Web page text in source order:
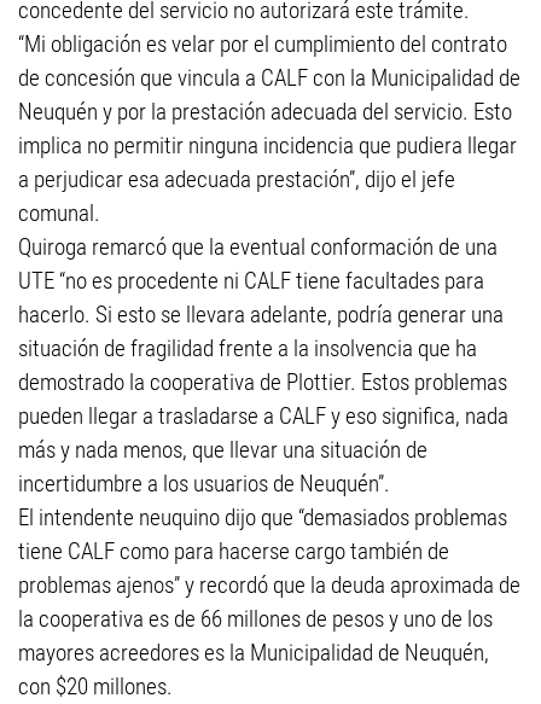
concedente del servicio no autorizará este trámite.
“Mi obligación es velar por el cumplimiento del contrato
de concesión que vincula a CALF con la Municipalidad de
Neuquén y por la prestación adecuada del servicio. Esto
implica no permitir ninguna incidencia que pudiera llegar
a perjudicar esa adecuada prestación”, dijo el jefe
comunal.
Quiroga remarcó que la eventual conformación de una
UTE “no es procedente ni CALF tiene facultades para
hacerlo. Si esto se llevara adelante, podría generar una
situación de fragilidad frente a la insolvencia que ha
demostrado la cooperativa de Plottier. Estos problemas
pueden llegar a trasladarse a CALF y eso significa, nada
más y nada menos, que llevar una situación de
incertidumbre a los usuarios de Neuquén”.
El intendente neuquino dijo que “demasiados problemas
tiene CALF como para hacerse cargo también de
problemas ajenos” y recordó que la deuda aproximada de
la cooperativa es de 66 millones de pesos y uno de los
mayores acreedores es la Municipalidad de Neuquén,
con $20 millones.